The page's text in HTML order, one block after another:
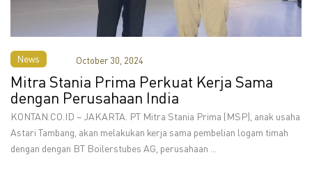
News
Mitra Stania Prima Perkuat Kerja Sama
dengan Perusahaan India
October 30, 2024
KONTAN.CO.ID – JAKARTA. PT Mitra Stania Prima (MSP), anak usaha
Astari Tambang, akan melakukan kerja sama pembelian logam timah
dengan dengan BT Boilerstubes AG, perusahaan ...